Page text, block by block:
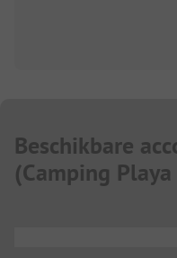
Beschikbare
(Camping